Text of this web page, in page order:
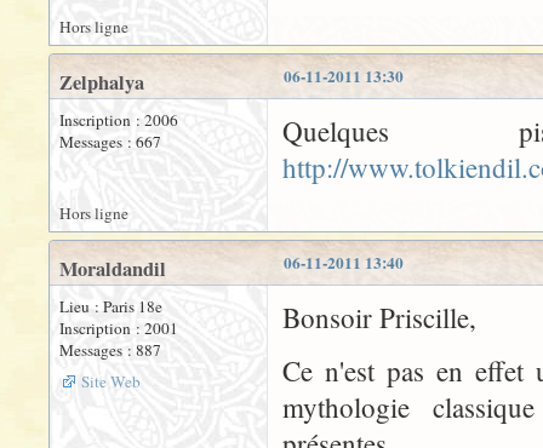
Hors ligne
06-11-2011 13:30
Zelphalya
Inscription : 2006
Messages : 667
http://
Hors ligne
06-11-2011 13:40
Moraldandil
Lieu : Paris 18e
Inscription : 2001
Messages : 887
Site Web
Bonsoir Priscille,
Ce n'est pas en effet
mythologie